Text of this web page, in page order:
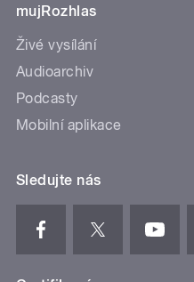
mujRozhlas
Živé vysílání
Audioarchiv
Podcasty
Mobilní aplikace
Sledujte nás